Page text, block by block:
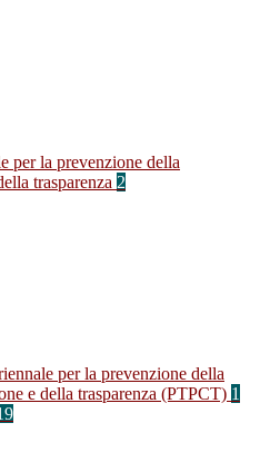
per la prevenzione della
trasparenza 2
per la prevenzione della
e della trasparenza (PTPCT) 1